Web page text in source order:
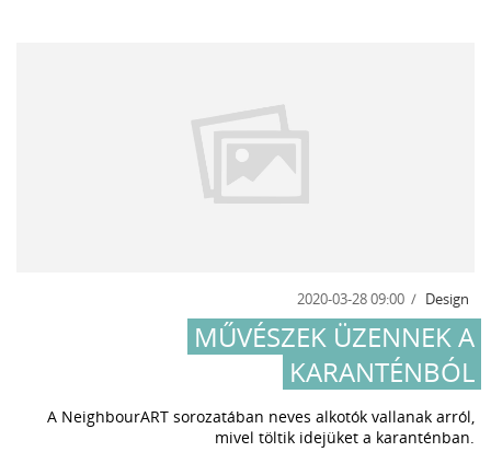
2020-03-28 09:00 Design
MŰVÉSZEK ÜZENNEK A
KARANTÉNBÓL
A NeighbourART sorozatában neves alkotók vallanak arról,
mivel töltik idejüket a karanténban.